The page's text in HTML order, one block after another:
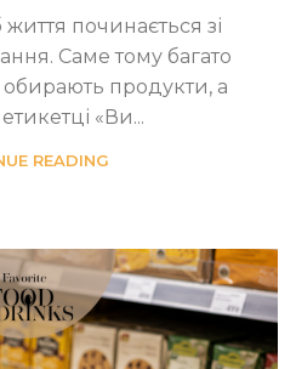
починається зі
Саме тому багато
обирають продукти, а
«Ви...
READING